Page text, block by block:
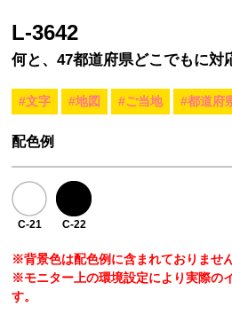
L-3642
何と、47都道府県どこでもに対
#文字 #地図 #ご当地 #都道府
配色例
C-21 C-22
※背景色は配色例に含まれておりません
※モニター上の環境設定により実際の
す。